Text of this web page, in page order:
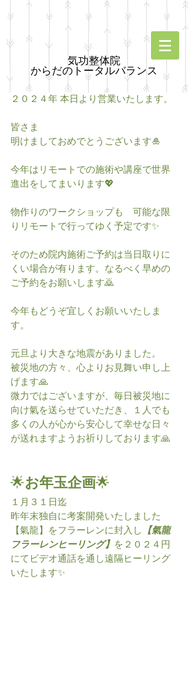
気功整体院
からだのトータルバランス
２０２４年 本日より営業いたします。
皆さま
明けましておめでとうございます🎍
今年はリモートでの施術や講座で世界
進出をしてまいります💖
物作りのワークショップも゙可能な限
りリモートで行ってゆく予定です✨
そのため院内施術ご予約は当日取りに
くい場合が有ります。なるべく早めの
ご予約をお願いします🙇
今年もどうぞ宜しくお願いいたしま
す。
元旦より大きな地震がありました。
被災地の方々、心よりお見舞い申し上
げます🙏
微力ではございますが、毎日被災地に
向け氣を送らせていただき、１人でも
多くの人が心から安心して幸せな日々
が送れますようお祈りしております🙏
🌟お年玉企画🌟
１月３１日迄
昨年末独自に考案開発いたしました
【氣龍】をフラーレンに封入し 【氣龍
フラーレンヒーリング】 を２０２４円
にてビデオ通話を通し遠隔ヒーリング
いたします✨